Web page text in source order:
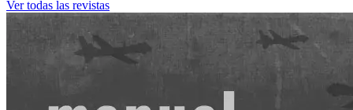
Ver todas las revistas